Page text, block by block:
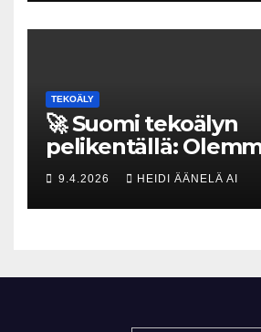
TEKOÄLY
🚀 Suomi tekoälyn
pelikentällä:
maksavia asiakkaita
rakennammeko
tulevaisuuden
9.4.2026 HEIDI ÄÄNELÄ AI